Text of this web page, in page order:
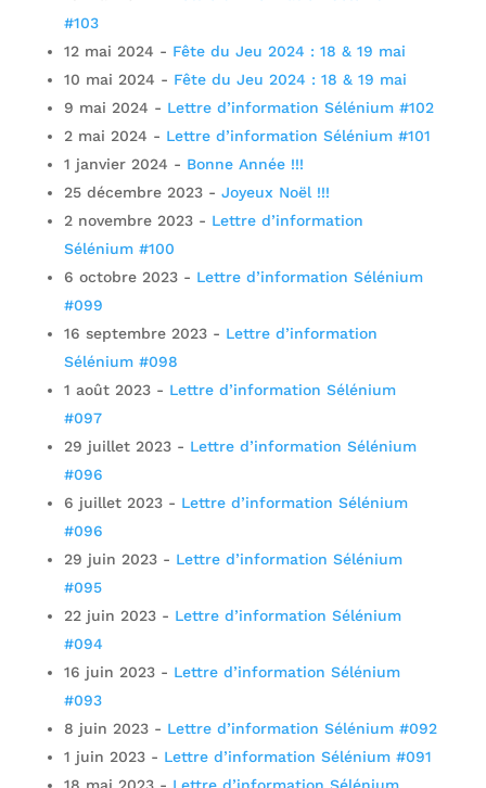
#103
12 mai 2024 - Fête du Jeu 2024 : 18 & 19 mai
10 mai 2024 - Fête du Jeu 2024 : 18 & 19 mai
9 mai 2024 - Lettre d’information Sélénium #102
2 mai 2024 - Lettre d’information Sélénium #101
1 janvier 2024 - Bonne Année !!!
25 décembre 2023 - Joyeux Noël !!!
2 novembre 2023 - Lettre d’information
Sélénium #100
6 octobre 2023 - Lettre d’information Sélénium
#099
16 septembre 2023 - Lettre d’information
Sélénium #098
1 août 2023 - Lettre d’information Sélénium
#097
29 juillet 2023 - Lettre d’information Sélénium
#096
6 juillet 2023 - Lettre d’information Sélénium
#096
29 juin 2023 - Lettre d’information Sélénium
#095
22 juin 2023 - Lettre d’information Sélénium
#094
16 juin 2023 - Lettre d’information Sélénium
#093
8 juin 2023 - Lettre d’information Sélénium #092
1 juin 2023 - Lettre d’information Sélénium #091